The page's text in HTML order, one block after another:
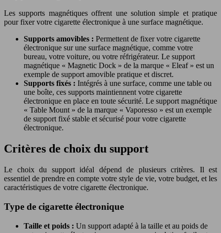
Les supports magnétiques offrent une solution simple et pratique
pour fixer votre cigarette électronique à une surface magnétique.
Supports amovibles : Permettent de fixer votre cigarette
électronique sur une surface magnétique, comme votre
bureau, votre voiture, ou votre réfrigérateur. Le support
magnétique « Magnetic Dock » de la marque « Eleaf » est un
exemple de support amovible pratique et discret.
Supports fixés : Intégrés à une surface, comme une table ou
une boîte, ces supports maintiennent votre cigarette
électronique en place en toute sécurité. Le support magnétique
« Table Mount » de la marque « Vaporesso » est un exemple
de support fixé stable et sécurisé pour votre cigarette
électronique.
Critères de choix du support
Le choix du support idéal dépend de plusieurs critères. Il est
essentiel de prendre en compte votre style de vie, votre budget, et les
caractéristiques de votre cigarette électronique.
Type de cigarette électronique
Taille et poids : Un support adapté à la taille et au poids de